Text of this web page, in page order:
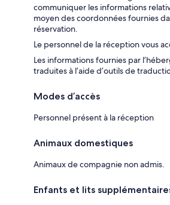
communiquer les informations
moyen des coordonnées fournies
réservation.
Le personnel de la réception vous
Les informations fournies par
traduites à l’aide d’outils de
Modes d’accès
Personnel présent à la réception
Animaux domestiques
Animaux de compagnie non admis.
Enfants et lits